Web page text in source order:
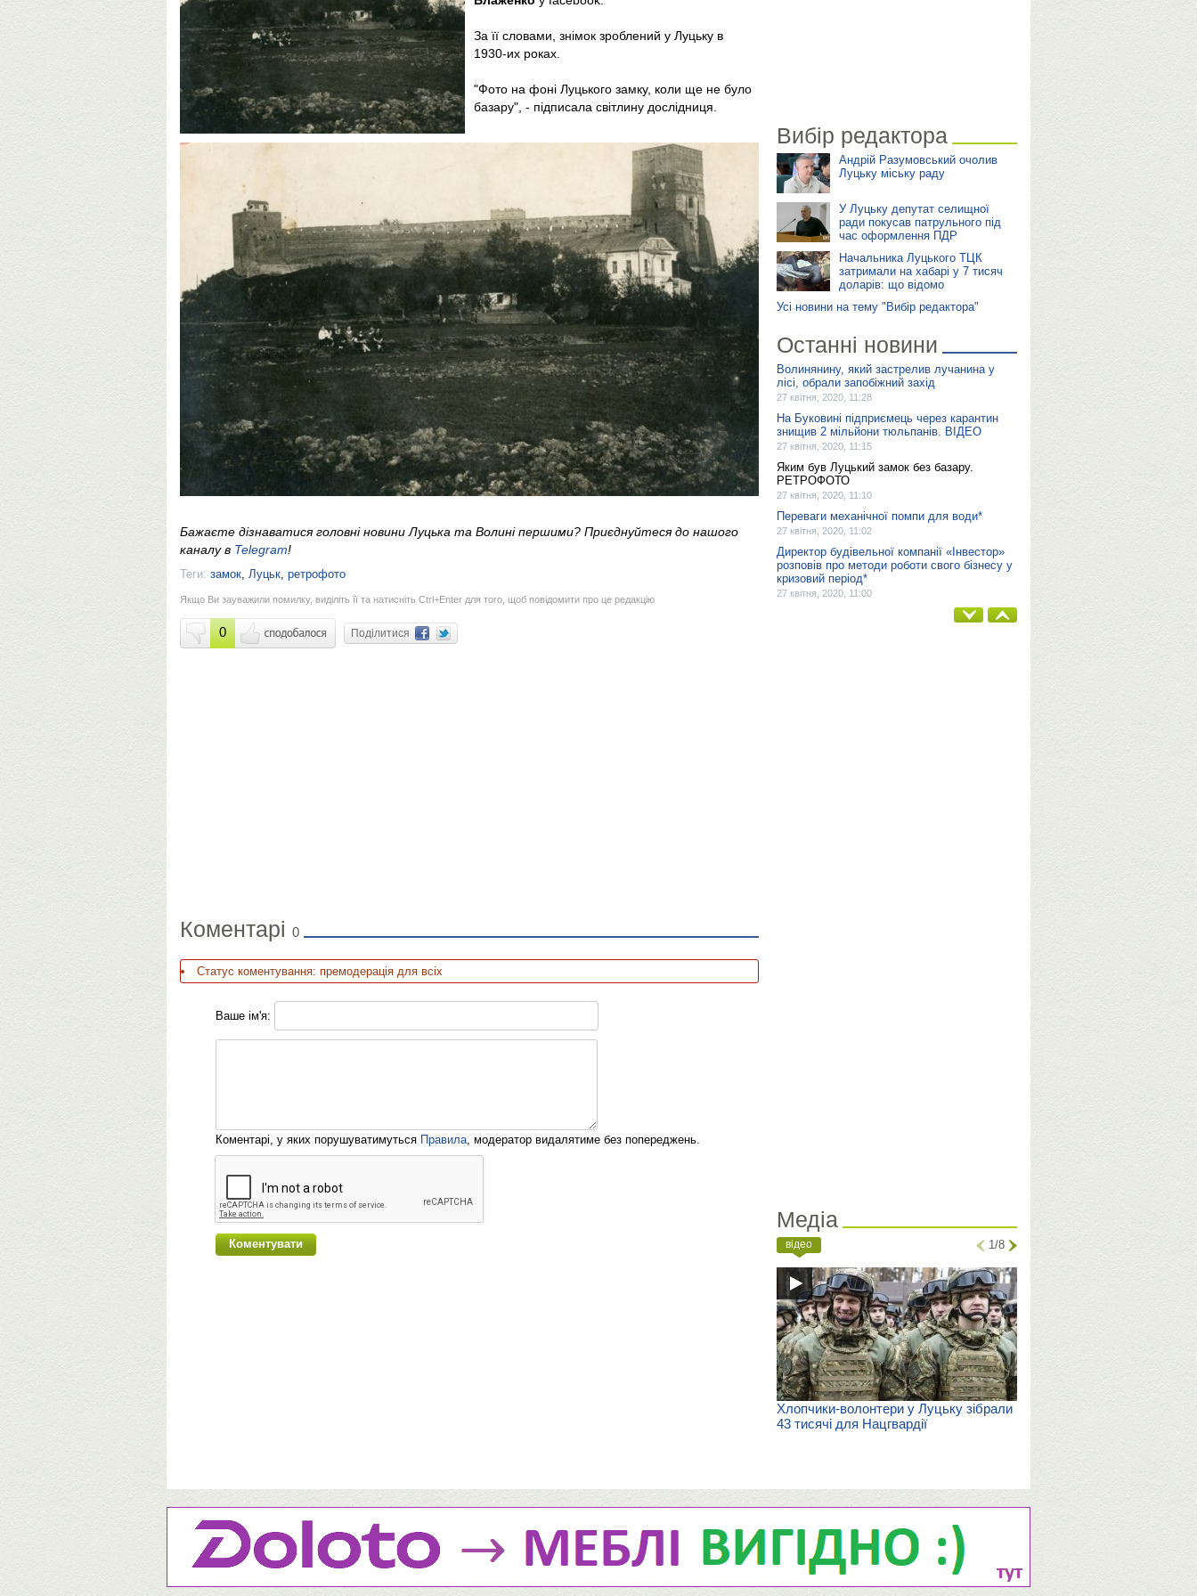
За її словами, знімок зроблений у Луцьку в
1930-их роках.
"Фото на фоні Луцького замку, коли ще не було
базару", - підписала світлину дослідниця.
Бажаєте дізнаватися головні новини Луцька та Волині першими? Приєднуйтеся до нашого
каналу в Telegram!
Теги: замок Луцьк ретрофото
Якщо Ви зауважили помилку, виділіть її та натисніть Ctrl+Enter для того, щоб повідомити про це редакцію
0 Поділитися
Коментарі 0
Статус коментування: премодерація для всіх
Ваше ім'я:
Коментарі, у яких порушуватимуться Правила , модератор видалятиме без попереджень.
Вибір редактора
Андрій Разумовський очолив
Луцьку міську раду
У Луцьку депутат селищної
ради покусав патрульного під
час оформлення ПДР
Начальника Луцького ТЦК
затримали на хабарі у 7 тисяч
доларів: що відомо
Усі новини на тему "Вибір редактора"
Останні новини
Волинянину, який застрелив лучанина у
лісі, обрали запобіжний захід
27 квітня, 2020, 11:28
На Буковині підприємець через карантин
знищив 2 мільйони тюльпанів. ВІДЕО
27 квітня, 2020, 11:15
Яким був Луцький замок без базару.
РЕТРОФОТО
27 квітня, 2020, 11:10
Переваги механічної помпи для води*
27 квітня, 2020, 11:02
Директор будівельної компанії «Інвестор»
розповів про методи роботи свого бізнесу у
кризовий період*
27 квітня, 2020, 11:00
Медіа
відео 1/8
Хлопчики-волонтери у Луцьку зібрали
43 тисячі для Нацгвардії